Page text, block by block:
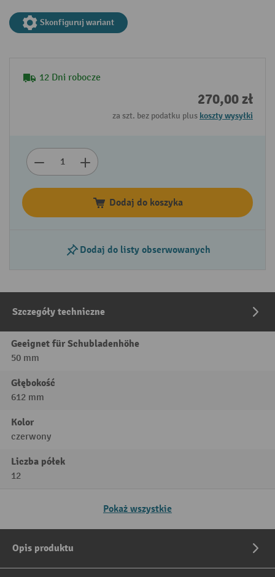
Skonfiguruj wariant
12 Dni robocze
270,00 zł
za szt. bez podatku plus koszty wysyłki
Dodaj do koszyka
Dodaj do listy obserwowanych
Szczegóły techniczne
Geeignet für Schubladenhöhe
50 mm
Głębokość
612 mm
Kolor
czerwony
Liczba półek
12
Pokaż wszystkie
Opis produktu